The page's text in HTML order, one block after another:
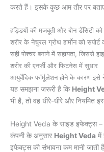
करते हैं। इसके कुछ आम तौर पर
हड्डियों की मजबूती और बोन डेंसिटी को
शरीर के नेचुरल ग्रोथ हार्मोन को
सही पोश्चर बनाने में सहायता, जिससे
शरीर की एनर्जी और फिटनेस में सुधार
आयुर्वेदिक फॉर्मूलेशन होने के कारण इसे
यह समझना जरूरी है कि Height
भी है, तो वह धीरे-धीरे और नियमित
Height Veda के साइड इफेक्ट्स –
कंपनी के अनुसार Height Veda में
इफेक्ट्स की संभावना कम मानी जाती